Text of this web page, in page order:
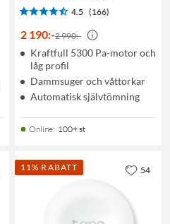
4.5 (166)
2 190:-2 990:-
Kraftfull 5300 Pa-motor och
låg profil
Dammsuger och våttorkar
Automatisk självtömning
Online: 100+ st
11% RABATT 54